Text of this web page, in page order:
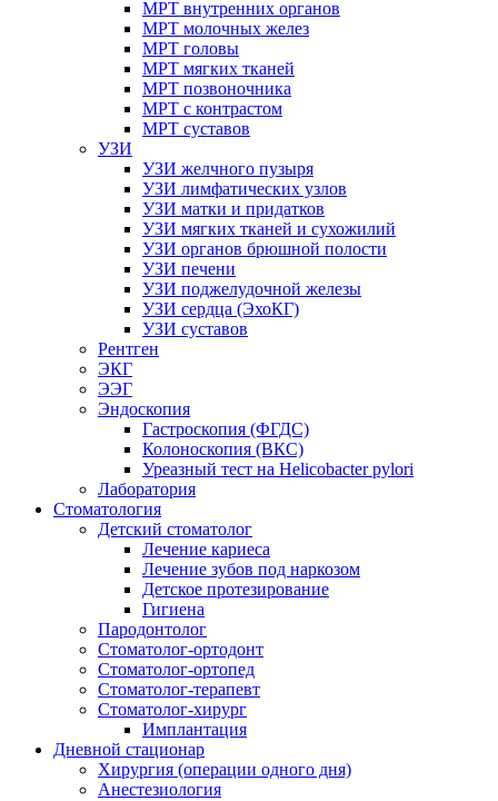
МРТ внутренних органов
МРТ молочных желез
МРТ головы
МРТ мягких тканей
МРТ позвоночника
МРТ с контрастом
МРТ суставов
УЗИ
УЗИ желчного пузыря
УЗИ лимфатических узлов
УЗИ матки и придатков
УЗИ мягких тканей и сухожилий
УЗИ органов брюшной полости
УЗИ печени
УЗИ поджелудочной железы
УЗИ сердца (ЭхоКГ)
УЗИ суставов
Рентген
ЭКГ
ЭЭГ
Эндоскопия
Гастроскопия (ФГДС)
Колоноскопия (ВКС)
Уреазный тест на Helicobacter pylori
Лаборатория
Стоматология
Детский стоматолог
Лечение кариеса
Лечение зубов под наркозом
Детское протезирование
Гигиена
Пародонтолог
Стоматолог-ортодонт
Стоматолог-ортопед
Стоматолог-терапевт
Стоматолог-хирург
Имплантация
Дневной стационар
Хирургия (операции одного дня)
Анестезиология